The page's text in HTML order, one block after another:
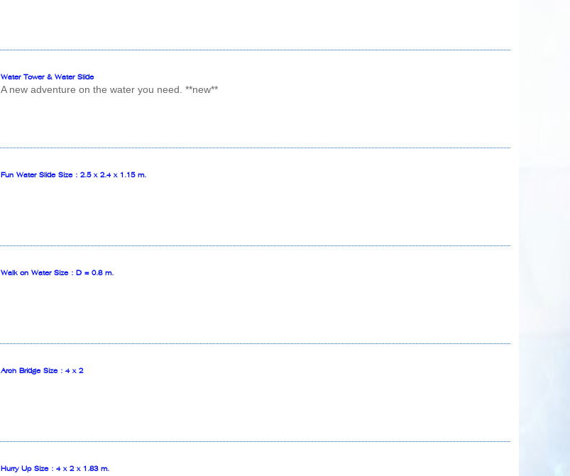
Water Tower & Water Slide
A new adventure on the water you need. **new**
Fun Water Slide Size : 2.5 x 2.4 x 1.15 m.
Walk on Water Size : D = 0.8 m.
Arch Bridge Size : 4 x 2
Hurry Up Size : 4 x 2 x 1.83 m.